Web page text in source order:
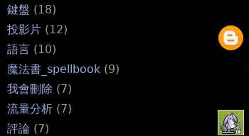
鍵盤 (18)
投影片 (12)
語言 (10)
魔法書_spellbook (9)
我會刪除 (7)
流量分析 (7)
評論 (7)